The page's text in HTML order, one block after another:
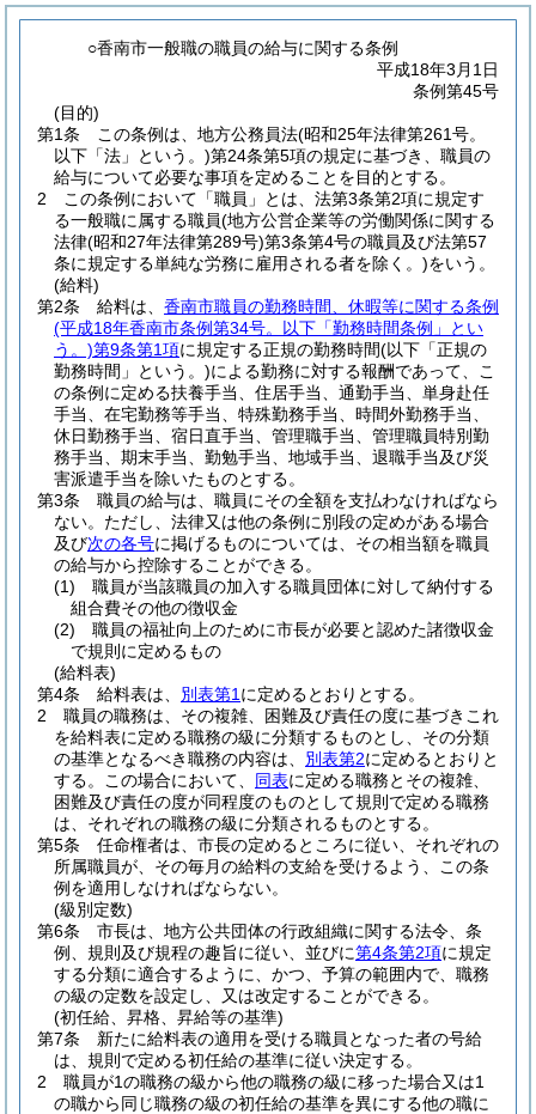
○香南市一般職の職員の給与に関する条例
平成18年3月1日
条例第45号
(目的)
第1条
この条例は、地方公務員法(昭和25年法律第261号。
以下「法」という。)第24条第5項の規定に基づき、職員の
給与について必要な事項を定めることを目的とする。
2
この条例において「職員」とは、法第3条第2項に規定す
る一般職に属する職員(地方公営企業等の労働関係に関する
法律(昭和27年法律第289号)第3条第4号の職員及び法第57
条に規定する単純な労務に雇用される者を除く。)をいう。
(給料)
第2条
給料は、 香南市職員の勤務時間、休暇等に関する条例
(平成18年香南市条例第34号。以下「勤務時間条例」とい
う。)第9条第1項に規定する正規の勤務時間(以下「正規の
勤務時間」という。)による勤務に対する報酬であって、こ
の条例に定める扶養手当、住居手当、通勤手当、単身赴任
手当、在宅勤務等手当、特殊勤務手当、時間外勤務手当、
休日勤務手当、宿日直手当、管理職手当、管理職員特別勤
務手当、期末手当、勤勉手当、地域手当、退職手当及び災
害派遣手当を除いたものとする。
第3条
職員の給与は、職員にその全額を支払わなければなら
ない。 ただし、法律又は他の条例に別段の定めがある場合
及び次の各号に掲げるものについては、その相当額を職員
の給与から控除することができる。
(1)
職員が当該職員の加入する職員団体に対して納付する
組合費その他の徴収金
(2)
職員の福祉向上のために市長が必要と認めた諸徴収金
で規則に定めるもの
(給料表)
第4条
給料表は、 別表第1 に定めるとおりとする。
2
職員の職務は、その複雑、困難及び責任の度に基づきこれ
を給料表に定める職務の級に分類するものとし、その分類
の基準となるべき職務の内容は、 別表第2に定めるとおりと
する。
この場合において、 同表に定める職務とその複雑、
困難及び責任の度が同程度のものとして規則で定める職務
は、それぞれの職務の級に分類されるものとする。
第5条
任命権者は、市長の定めるところに従い、それぞれの
所属職員が、その毎月の給料の支給を受けるよう、この条
例を適用しなければならない。
(級別定数)
第6条
市長は、地方公共団体の行政組織に関する法令、条
例、規則及び規程の趣旨に従い、並びに第4条第2項に規定
する分類に適合するように、かつ、予算の範囲内で、職務
の級の定数を設定し、又は改定することができる。
(初任給、昇格、昇給等の基準)
第7条
新たに給料表の適用を受ける職員となった者の号給
は、規則で定める初任給の基準に従い決定する。
2
職員が1の職務の級から他の職務の級に移った場合又は1
の職から同じ職務の級の初任給の基準を異にする他の職に